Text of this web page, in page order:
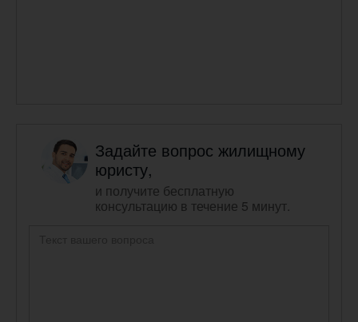
Задайте вопрос жилищному
юристу,
и получите бесплатную
консультацию в течение 5 минут.